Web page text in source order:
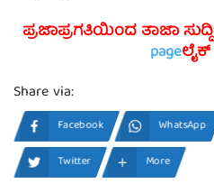
ಪ್ರಜಾಪ್ರಗತಿಯಿಂದ ತಾಜಾ
page
Share via:
Facebook WhatsApp
Twitter
More